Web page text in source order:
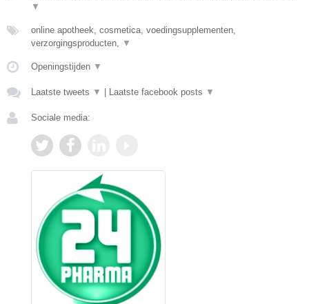
▼
online apotheek, cosmetica, voedingsupplementen,
verzorgingsproducten, ▼
Openingstijden ▼
Laatste tweets ▼ Laatste facebook posts ▼
Sociale media: